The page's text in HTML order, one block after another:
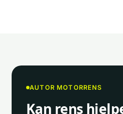
AUTOR MOTORRENS
Kan rens